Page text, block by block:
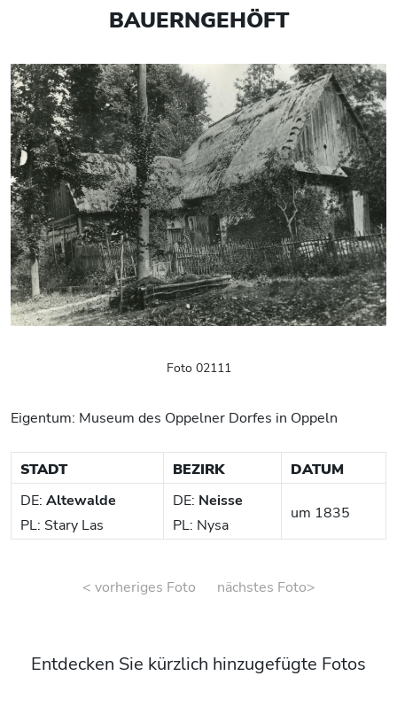
BAUERNGEHÖFT
Foto 02111
Eigentum: Museum des Oppelner Dorfes in Oppeln
STADT BEZIRK
DATUM
DE: Altewalde
PL: Stary Las
DE: Neisse
PL: Nysa
um 1835
< vorheriges Foto nächstes Foto>
Entdecken Sie kürzlich hinzugefügte Fotos